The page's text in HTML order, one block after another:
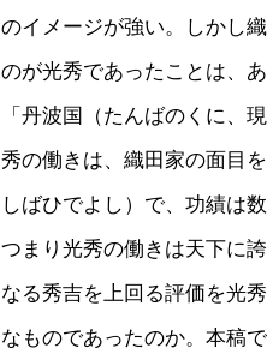
のイメージが強い。しかし
のが光秀であったことは、
「丹波国（たんばのくに、
秀の働きは、織田家の面目
しばひでよし）で、功績は
つまり光秀の働きは天下に
なる秀吉を上回る評価を光
なものであったのか。本稿